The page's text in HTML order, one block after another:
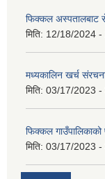
फिक्कल अस्पतालबाट
मिति: 12/18/2024 -
मध्यकालिन खर्च
मिति: 03/17/2023 -
फिक्कल
मिति: 03/17/2023 -